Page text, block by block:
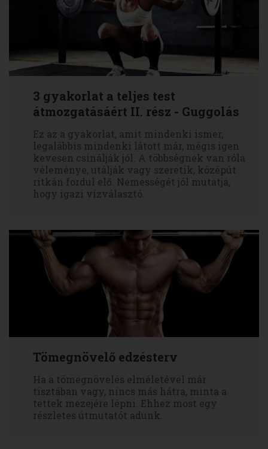
3 gyakorlat a teljes test
átmozgatásáért II. rész - Guggolás
Ez az a gyakorlat, amit mindenki ismer,
legalábbis mindenki látott már, mégis igen
kevesen csinálják jól. A többségnek van róla
véleménye, utálják vagy szeretik, középút
ritkán fordul elő. Nemességét jól mutatja,
hogy igazi vízválasztó.
Tömegnövelő edzésterv
Ha a tömegnövelés elméletével már
tisztában vagy, nincs más hátra, minta a
tettek mezejére lépni. Ehhez most egy
részletes útmutatót adunk.